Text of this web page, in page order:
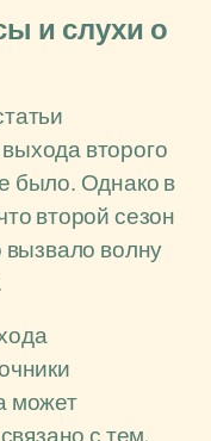
и слухи о
второго
было. Однако в
второй сезон
вызвало волну
может